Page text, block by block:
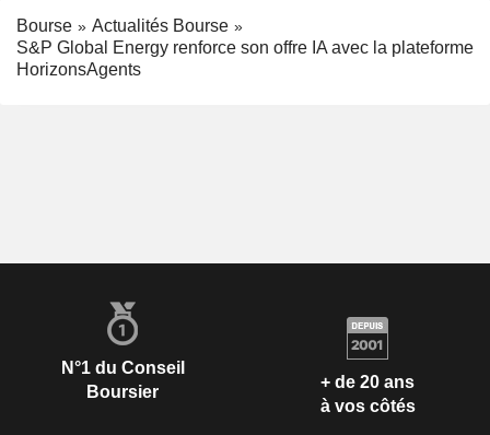
Bourse
Actualités Bourse
S&P Global Energy renforce son offre IA avec la plateforme
HorizonsAgents
N°1 du Conseil
Boursier
+ de 20 ans
à vos côtés